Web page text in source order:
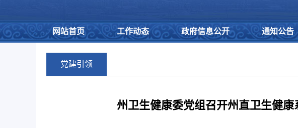
网站首页 工作动态 政府信息公开 通知公告
党建引领
州卫生健康委党组召开州直卫生健